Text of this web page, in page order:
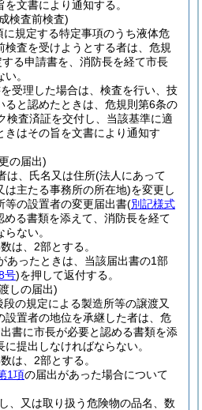
文書により通知する。
検査前検査)
規定する特定事項のうち液体危
検査を受けようとする者は、危規
る申請書を、消防長を経て市長
。
受理した場合は、検査を行い、技
ると認めたときは、危規則第6条の
検査済証を交付し、当該基準に適
きはその旨を文書により通知す
の届出)
は、氏名又は住所(法人にあって
は主たる事務所の所在地)を変更し
等の設置者の変更届出書(別記様式
める書類を添えて、消防長を経て
ない。
は、2部とする。
あったときは、当該届出書の1部
号)を押して返付する。
しの届出)
の規定による製造所等の譲渡又
設置者の地位を承継した者は、危
書に市長が必要と認める書類を添
提出しなければならない。
は、2部とする。
1項の届出があった場合について
、又は取り扱う危険物の品名、数